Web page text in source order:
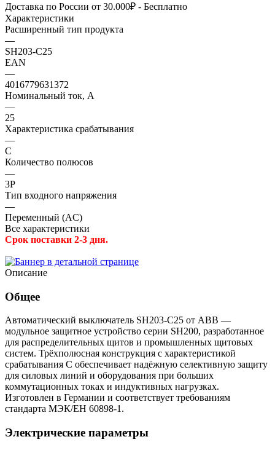
Доставка по России от 30.000₽ - Бесплатно
Характеристики
Расширенный тип продукта
—
SH203-C25
EAN
—
4016779631372
Номинальный ток, А
—
25
Характеристика срабатывания
—
C
Количество полюсов
—
3P
Тип входного напряжения
—
Переменный (AC)
Все характеристики
Срок поставки 2-3 дня.
Описание
Общее
Автоматический выключатель SH203-C25 от ABB —
модульное защитное устройство серии SH200, разработанное
для распределительных щитов и промышленных щитовых
систем. Трёхполюсная конструкция с характеристикой
срабатывания C обеспечивает надёжную селективную защиту
для силовых линий и оборудования при больших
коммутационных токах и индуктивных нагрузках.
Изготовлен в Германии и соответствует требованиям
стандарта МЭК/ЕН 60898-1.
Электрические параметры